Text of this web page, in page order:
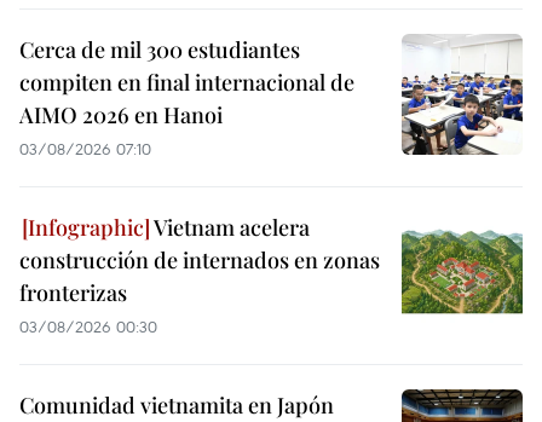
Cerca de mil 300 estudiantes
compiten en final internacional de
AIMO 2026 en Hanoi
03/08/2026 07:10
Vietnam acelera
construcción de internados en zonas
fronterizas
03/08/2026 00:30
Comunidad vietnamita en Japón